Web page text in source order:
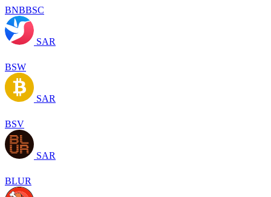
BNBBSC
SAR
BSW
SAR
BSV
SAR
BLUR